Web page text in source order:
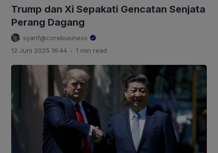
Trump dan Xi Sepakati Gencatan Senjata
Perang Dagang
syarif@corebusiness
12 Juni 2025 16:44 . 1 min read